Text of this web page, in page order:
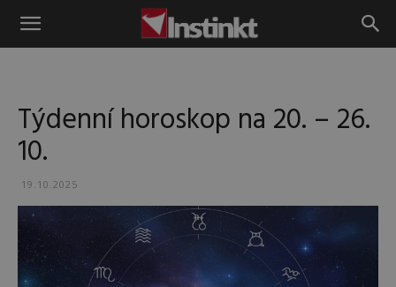
Instinkt
Týdenní horoskop na 20. – 26.
10.
19.10.2025